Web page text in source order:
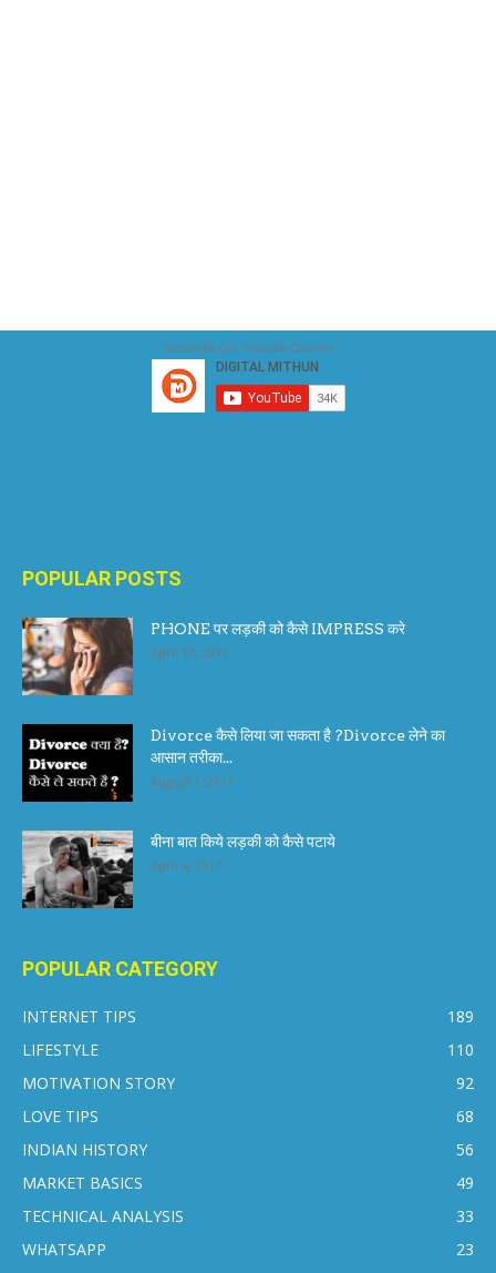
Subscribe Our Youtube Channel
POPULAR POSTS
PHONE पर लड़की को कैसे IMPRESS करे
April 17, 2017
Divorce कैसे लिया जा सकता है ?Divorce लेने का
आसान तरीका...
August 1, 2017
बीना बात किये लड़की को कैसे पटाये
April 6, 2017
POPULAR CATEGORY
INTERNET TIPS
189
LIFESTYLE
110
MOTIVATION STORY
92
LOVE TIPS
68
INDIAN HISTORY
56
MARKET BASICS
49
TECHNICAL ANALYSIS
33
WHATSAPP
23